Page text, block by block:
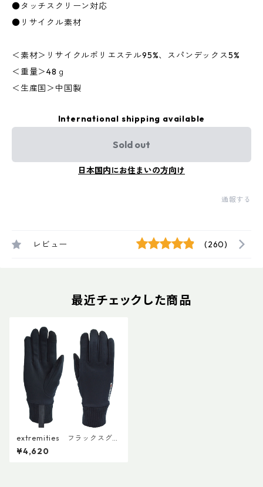
●タッチスクリーン対応
●リサイクル素材
＜素材＞リサイクルポリエステル95%、スパンデックス5%
＜重量＞48ｇ
＜生産国＞中国製
International shipping available
Sold out
日本国内にお住まいの方向け
通報する
レビュー (260)
最近チェックした商品
extremities フラックスグロ
ーブ
¥4,620